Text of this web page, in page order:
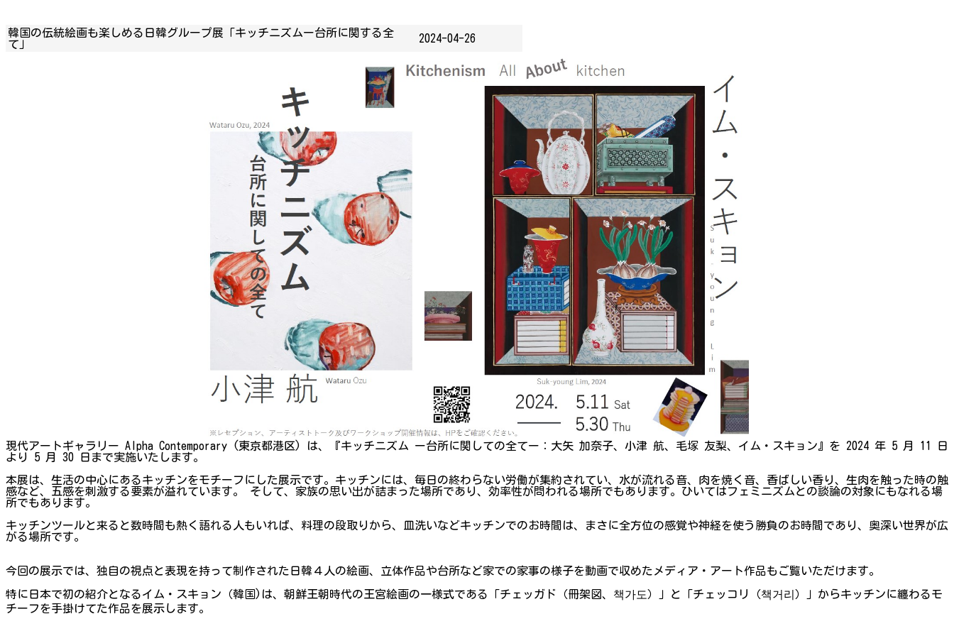
韓国の伝統絵画も楽しめる日韓グループ展「キッチニズムー台所に関する全
て」
2024-04-26
現代アートギャラリー Alpha Contemporary (東京都港区) は、『キッチニズム ー台所に関しての全てー：大矢 加奈子、小津 航、毛塚 友梨、イム・スキョン』を 2024 年 5 月 11 日
より 5 月 30 日まで実施いたします。
​本展は、生活の中心にあるキッチンをモチーフにした展示です。キッチンには、毎日の終わらない労働が集約されてい、水が流れる音、肉を焼く音、香ばしい香り、生肉を触った時の触
感など、五感を刺激する要素が溢れています。 そして、家族の思い出が詰まった場所であり、効率性が問われる場所でもあります。ひいてはフェミニズムとの談論の対象にもなれる場
所でもあります。
キッチンツールと来ると数時間も熱く語れる人もいれば、料理の段取りから、皿洗いなどキッチンでのお時間は、まさに全方位の感覚や神経を使う勝負のお時間であり、奥深い世界が広
がる場所です。
今回の展示では、独自の視点と表現を持って制作された日韓４人の絵画、立体作品や台所など家での家事の様子を動画で収めたメディア・アート作品もご覧いただけます。
特に日本で初の紹介となるイム・スキョン（韓国)は、朝鮮王朝時代の王宮絵画の一様式である「チェッガド（冊架図、책가도）」と「チェッコリ（책거리）」からキッチンに纏わるモ
チーフを手掛けてた作品を展示します。